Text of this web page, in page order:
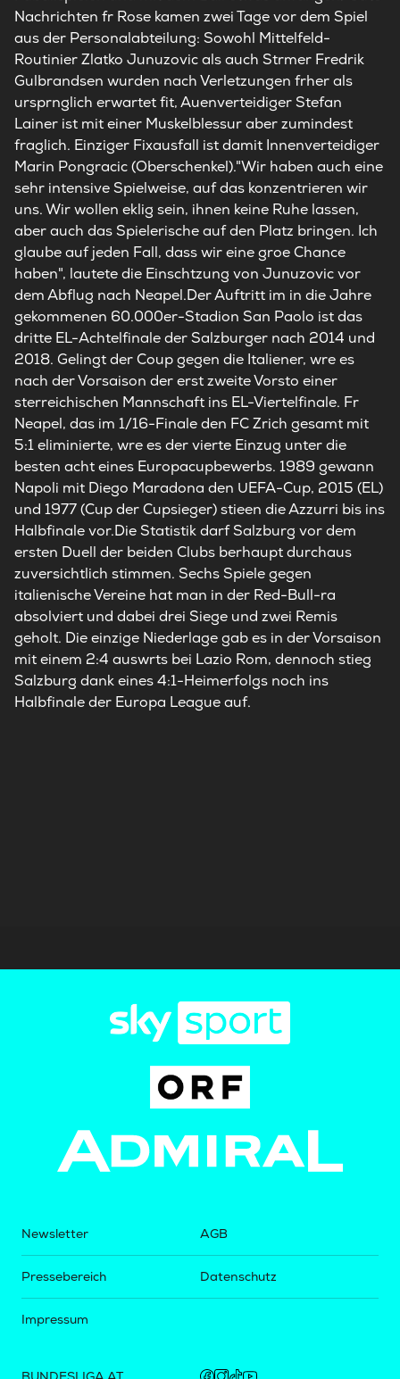
Nachrichten fr Rose kamen zwei Tage vor dem Spiel
aus der Personalabteilung: Sowohl Mittelfeld-
Routinier Zlatko Junuzovic als auch Strmer Fredrik
Gulbrandsen wurden nach Verletzungen frher als
ursprnglich erwartet fit, Auenverteidiger Stefan
Lainer ist mit einer Muskelblessur aber zumindest
fraglich. Einziger Fixausfall ist damit Innenverteidiger
Marin Pongracic (Oberschenkel)."Wir haben auch eine
sehr intensive Spielweise, auf das konzentrieren wir
uns. Wir wollen eklig sein, ihnen keine Ruhe lassen,
aber auch das Spielerische auf den Platz bringen. Ich
glaube auf jeden Fall, dass wir eine groe Chance
haben", lautete die Einschtzung von Junuzovic vor
dem Abflug nach Neapel.Der Auftritt im in die Jahre
gekommenen 60.000er-Stadion San Paolo ist das
dritte EL-Achtelfinale der Salzburger nach 2014 und
2018. Gelingt der Coup gegen die Italiener, wre es
nach der Vorsaison der erst zweite Vorsto einer
sterreichischen Mannschaft ins EL-Viertelfinale. Fr
Neapel, das im 1/16-Finale den FC Zrich gesamt mit
5:1 eliminierte, wre es der vierte Einzug unter die
besten acht eines Europacupbewerbs. 1989 gewann
Napoli mit Diego Maradona den UEFA-Cup, 2015 (EL)
und 1977 (Cup der Cupsieger) stieen die Azzurri bis ins
Halbfinale vor.Die Statistik darf Salzburg vor dem
ersten Duell der beiden Clubs berhaupt durchaus
zuversichtlich stimmen. Sechs Spiele gegen
italienische Vereine hat man in der Red-Bull-ra
absolviert und dabei drei Siege und zwei Remis
geholt. Die einzige Niederlage gab es in der Vorsaison
mit einem 2:4 auswrts bei Lazio Rom, dennoch stieg
Salzburg dank eines 4:1-Heimerfolgs noch ins
Halbfinale der Europa League auf.
Newsletter
Pressebereich
Impressum
AGB
Datenschutz